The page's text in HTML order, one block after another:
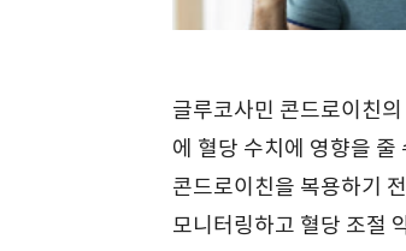
글루코사민 콘드로이친
에 혈당 수치에 영향을
콘드로이친을 복용하기
모니터링하고 혈당 조절